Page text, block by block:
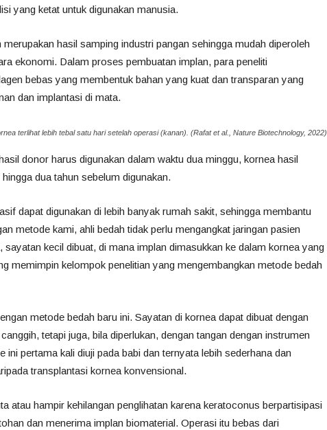
yang ketat untuk digunakan manusia.
merupakan hasil samping industri pangan sehingga mudah diperoleh
ekonomi. Dalam proses pembuatan implan, para peneliti
bebas yang membentuk bahan yang kuat dan transparan yang
dan implantasi di mata.
terlihat lebih tebal satu hari setelah operasi (kanan). (Rafat et al., Nature Biotechnology, 2022)
donor harus digunakan dalam waktu dua minggu, kornea hasil
dua tahun sebelum digunakan.
dapat digunakan di lebih banyak rumah sakit, sehingga membantu
metode kami, ahli bedah tidak perlu mengangkat jaringan pasien
sayatan kecil dibuat, di mana implan dimasukkan ke dalam kornea yang
memimpin kelompok penelitian yang mengembangkan metode bedah
metode bedah baru ini. Sayatan di kornea dapat dibuat dengan
tetapi juga, bila diperlukan, dengan tangan dengan instrumen
ini pertama kali diuji pada babi dan ternyata lebih sederhana dan
transplantasi kornea konvensional.
atau hampir kehilangan penglihatan karena keratoconus berpartisipasi
dan menerima implan biomaterial. Operasi itu bebas dari